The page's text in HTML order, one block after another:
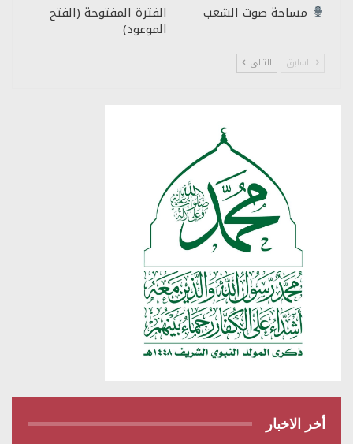
مساحة صوت الشعب الفترة المفتوحة (الفتح
الموعود)
السابق التالي
أخر الاخبار